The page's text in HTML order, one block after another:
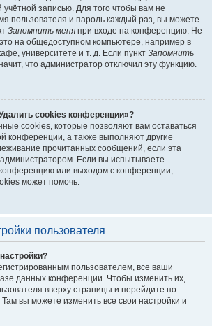
учётной записью. Для того чтобы вам не
пользователя и пароль каждый раз, вы можете
Запомнить меня при входе на конференцию. Не
на общедоступном компьютере, например в
университете и т. д. Если пункт Запомнить
что администратор отключил эту функцию.
cookies конференции»?
cookies, которые позволяют вам оставаться
конференции, а также выполняют другие
прочитанных сообщений, если эта
Если вы испытываете
или выходом с конференции,
может помочь.
пользователя
пользователем, все ваши
данных конференции. Чтобы изменить их,
вверху страницы и перейдите по
Там вы можете изменить все свои настройки и